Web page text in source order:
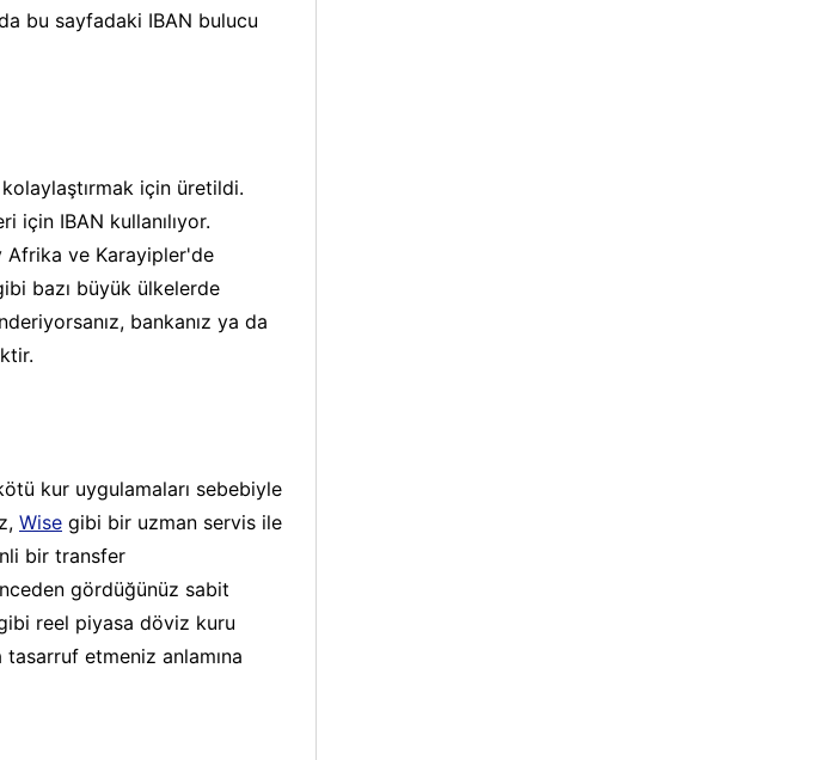
da bu sayfadaki IBAN bulucu
için üretildi.
için IBAN kullanılıyor.
Afrika ve Karayipler'de
bazı büyük ülkelerde
bankanız ya da
kur uygulamaları sebebiyle
Wise gibi bir uzman servis ile
bir transfer
gördüğünüz sabit
reel piyasa döviz kuru
tasarruf etmeniz anlamına